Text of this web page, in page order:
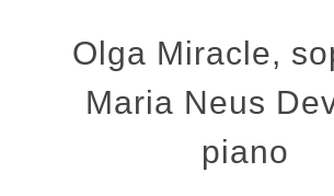
Olga Miracle,
Maria Neus
piano